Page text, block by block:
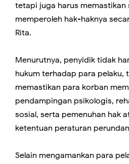
tetapi juga harus memastikan
memperoleh hak-haknya
Rita.
Menurutnya, penyidik tidak
hukum terhadap para pelaku,
memastikan para korban
pendampingan psikologis,
sosial, serta pemenuhan hak
ketentuan peraturan
Selain mengamankan para